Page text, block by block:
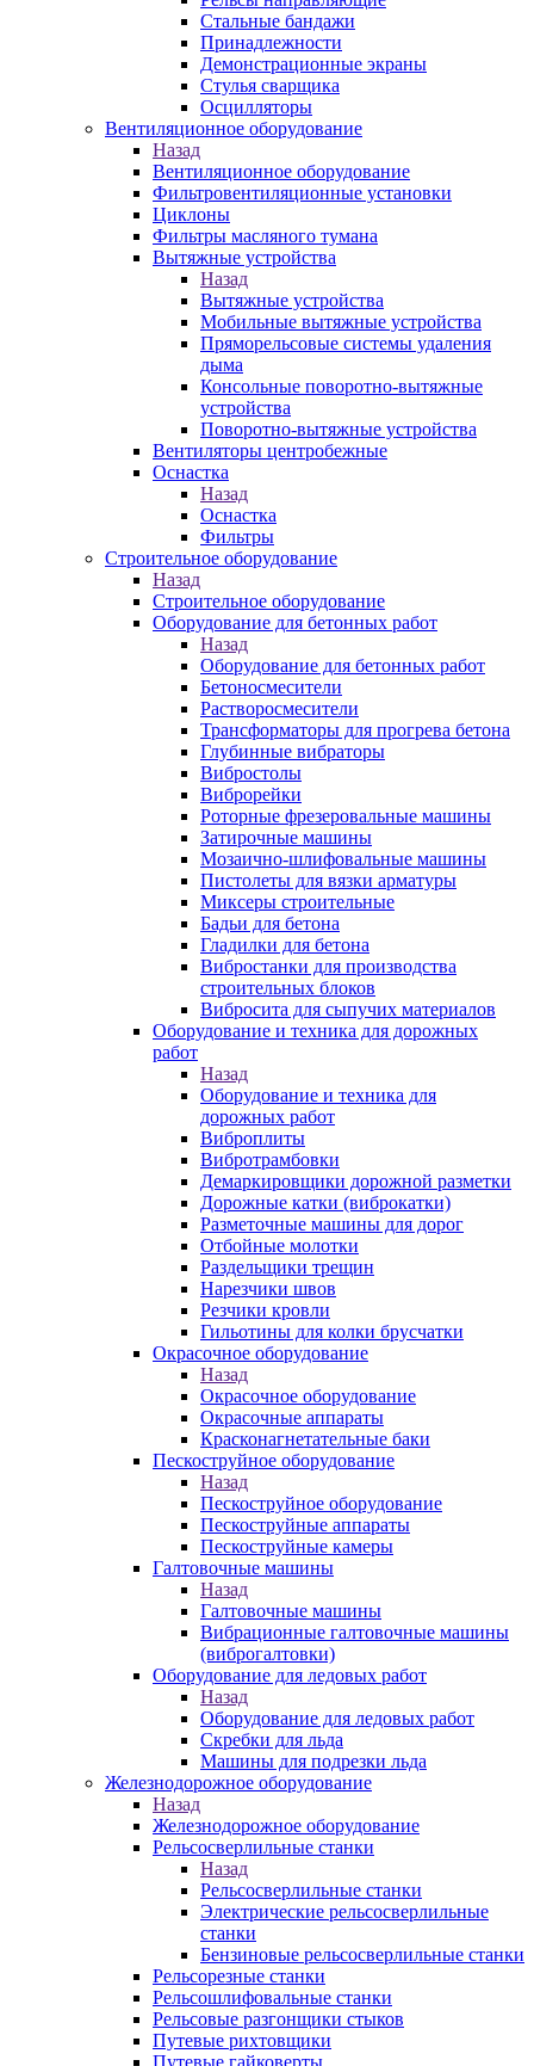
Стальные бандажи
Принадлежности
Демонстрационные экраны
Стулья сварщика
Осцилляторы
Вентиляционное оборудование
Назад
Вентиляционное оборудование
Фильтровентиляционные установки
Циклоны
Фильтры масляного тумана
Вытяжные устройства
Назад
Вытяжные устройства
Мобильные вытяжные устройства
Пряморельсовые системы удаления
дыма
Консольные поворотно-вытяжные
устройства
Поворотно-вытяжные устройства
Вентиляторы центробежные
Оснастка
Назад
Оснастка
Фильтры
Строительное оборудование
Назад
Строительное оборудование
Оборудование для бетонных работ
Назад
Оборудование для бетонных работ
Бетоносмесители
Растворосмесители
Трансформаторы для прогрева бетона
Глубинные вибраторы
Вибростолы
Виброрейки
Роторные фрезеровальные машины
Затирочные машины
Мозаично-шлифовальные машины
Пистолеты для вязки арматуры
Миксеры строительные
Бадьи для бетона
Гладилки для бетона
Вибростанки для производства
строительных блоков
Вибросита для сыпучих материалов
Оборудование и техника для дорожных
работ
Назад
Оборудование и техника для
дорожных работ
Виброплиты
Вибротрамбовки
Демаркировщики дорожной разметки
Дорожные катки (виброкатки)
Разметочные машины для дорог
Отбойные молотки
Раздельщики трещин
Нарезчики швов
Резчики кровли
Гильотины для колки брусчатки
Окрасочное оборудование
Назад
Окрасочное оборудование
Окрасочные аппараты
Красконагнетательные баки
Пескоструйное оборудование
Назад
Пескоструйное оборудование
Пескоструйные аппараты
Пескоструйные камеры
Галтовочные машины
Назад
Галтовочные машины
Вибрационные галтовочные машины
(виброгалтовки)
Оборудование для ледовых работ
Назад
Оборудование для ледовых работ
Скребки для льда
Машины для подрезки льда
Железнодорожное оборудование
Назад
Железнодорожное оборудование
Рельсосверлильные станки
Назад
Рельсосверлильные станки
Электрические рельсосверлильные
станки
Бензиновые рельсосверлильные станки
Рельсорезные станки
Рельсошлифовальные станки
Рельсовые разгонщики стыков
Путевые рихтовщики
Путевые гайковерты